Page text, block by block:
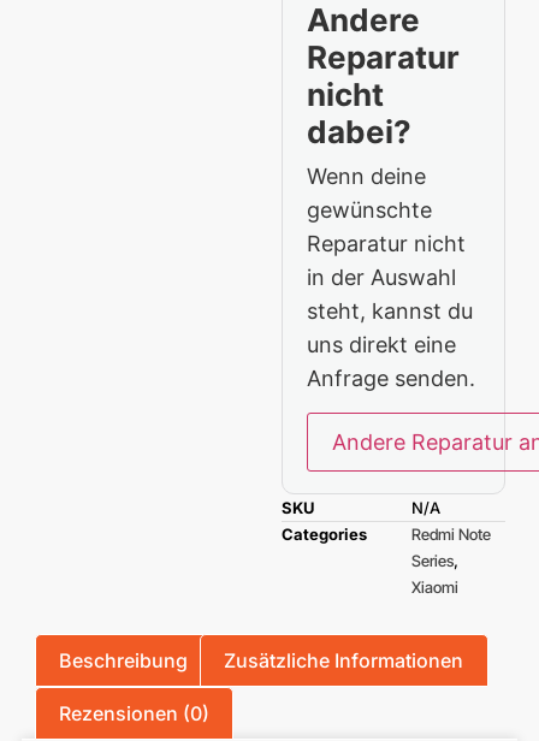
Andere
Reparatur
nicht
dabei?
Wenn deine
gewünschte
Reparatur nicht
in der Auswahl
steht, kannst du
uns direkt eine
Anfrage senden.
Andere Reparatur
SKU
N/A
Categories
Redmi Note
Series,
Xiaomi
Beschreibung Zusätzliche Informationen
Rezensionen (0)